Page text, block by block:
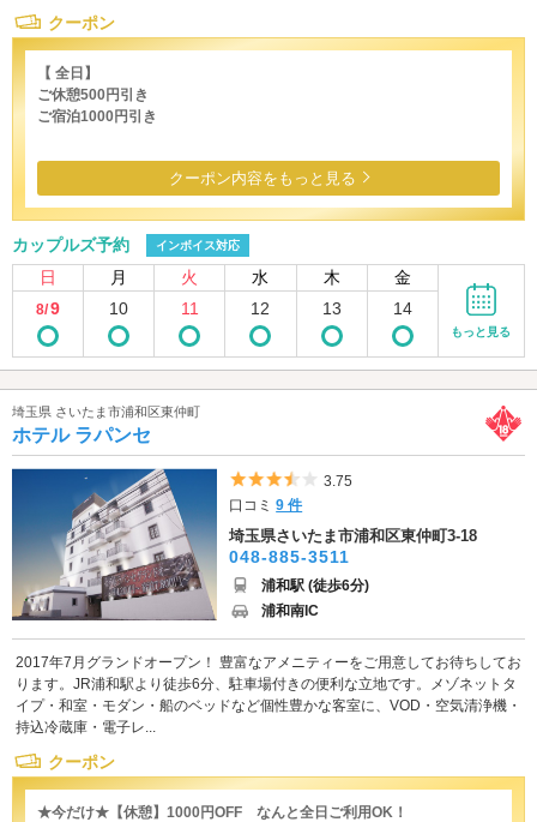
クーポン
【 全日】
ご休憩500円引き
ご宿泊1000円引き
クーポン内容をもっと見る
カップルズ予約 インボイス対応
日 月 火 水 木 金
8/9 10 11 12 13 14
もっと見る
埼玉県 さいたま市浦和区東仲町
ホテル ラパンセ
5つ星のうち3.5
3.75
口コミ9 件
埼玉県さいたま市浦和区東仲町3-18
048-885-3511
浦和駅 (徒歩6分)
浦和南IC
2017年7月グランドオープン！ 豊富なアメニティーをご用意してお待ちしてお
ります。JR浦和駅より徒歩6分、駐車場付きの便利な立地です。メゾネットタ
イプ・和室・モダン・船のベッドなど個性豊かな客室に、VOD・空気清浄機・
持込冷蔵庫・電子レ...
クーポン
★今だけ★【休憩】1000円OFF なんと全日ご利用OK！